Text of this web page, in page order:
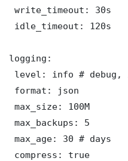
write_timeout: 30s
idle_timeout: 120s
logging:
level: info # debug,
format: json
max_size: 100M
max_backups: 5
max_age: 30 # days
compress: true